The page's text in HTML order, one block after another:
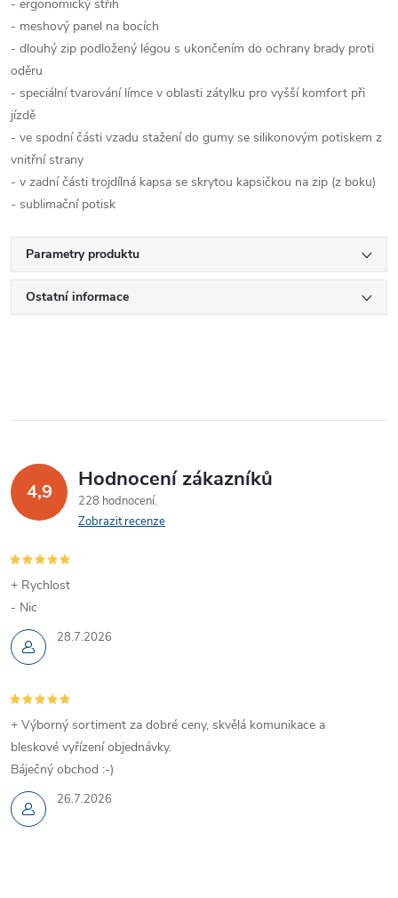
- ergonomický střih
- meshový panel na bocích
- dlouhý zip podložený légou s ukončením do ochrany brady proti
oděru
- speciální tvarování límce v oblasti zátylku pro vyšší komfort při
jízdě
- ve spodní části vzadu stažení do gumy se silikonovým potiskem z
vnitřní strany
- v zadní části trojdílná kapsa se skrytou kapsičkou na zip (z boku)
- sublimační potisk
Parametry produktu
Ostatní informace
4,9 Hodnocení zákazníků
228 hodnocení
Zobrazit recenze
28.7.2026
+ Rychlost
- Nic
26.7.2026
+ Výborný sortiment za dobré ceny, skvělá komunikace a
bleskové vyřízení objednávky.
Báječný obchod :-)